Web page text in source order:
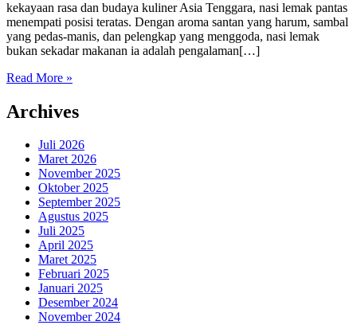
kekayaan rasa dan budaya kuliner Asia Tenggara, nasi lemak pantas
menempati posisi teratas. Dengan aroma santan yang harum, sambal
yang pedas-manis, dan pelengkap yang menggoda, nasi lemak
bukan sekadar makanan ia adalah pengalaman[…]
Read More »
Archives
Juli 2026
Maret 2026
November 2025
Oktober 2025
September 2025
Agustus 2025
Juli 2025
April 2025
Maret 2025
Februari 2025
Januari 2025
Desember 2024
November 2024